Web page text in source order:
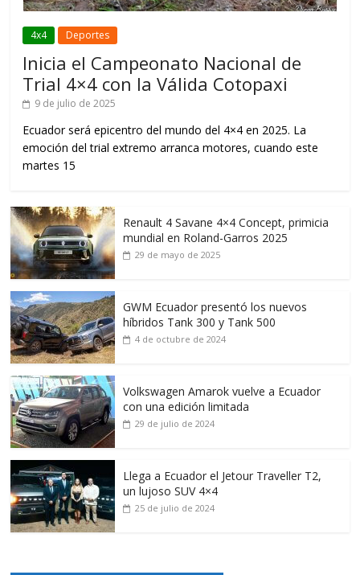
4x4 Deportes
Inicia el Campeonato Nacional de
Trial 4×4 con la Válida Cotopaxi
9 de julio de 2025
Ecuador será epicentro del mundo del 4×4 en 2025. La
emoción del trial extremo arranca motores, cuando este
martes 15
Renault 4 Savane 4×4 Concept, primicia
mundial en Roland-Garros 2025
29 de mayo de 2025
GWM Ecuador presentó los nuevos
híbridos Tank 300 y Tank 500
4 de octubre de 2024
Volkswagen Amarok vuelve a Ecuador
con una edición limitada
29 de julio de 2024
Llega a Ecuador el Jetour Traveller T2,
un lujoso SUV 4×4
25 de julio de 2024